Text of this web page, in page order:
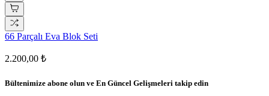
66 Parçalı Eva Blok Seti
2.200,00 ₺
Bültenimize abone olun ve En Güncel Gelişmeleri takip edin